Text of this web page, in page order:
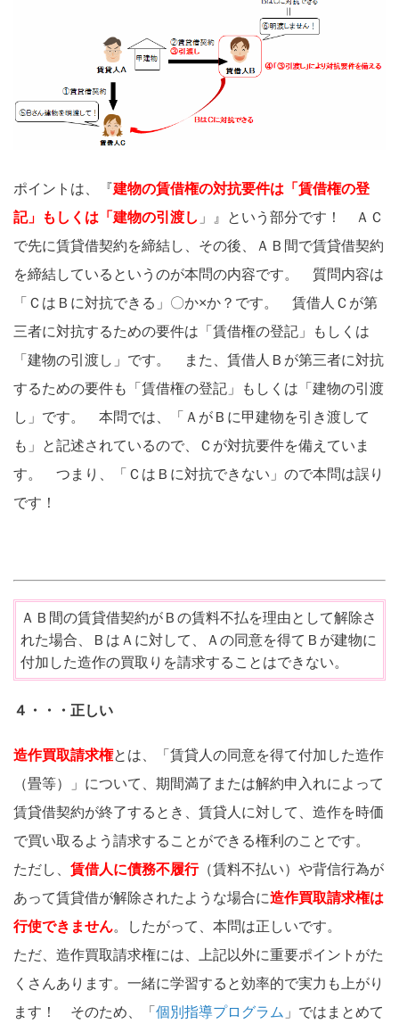
ポイントは、『建物の賃借権の対抗要件は「賃借権の登
記」もしくは「建物の引渡し 」』という部分です！ ＡＣ
で先に賃貸借契約を締結し、その後、ＡＢ間で賃貸借契約
を締結しているというのが本問の内容です。 質問内容は
「ＣはＢに対抗できる」〇か×か？です。 賃借人Ｃが第
三者に対抗するための要件は「賃借権の登記」もしくは
「建物の引渡し」です。 また、賃借人Ｂが第三者に対抗
するための要件も「賃借権の登記」もしくは「建物の引渡
し」です。 本問では、「ＡがＢに甲建物を引き渡して
も」と記述されているので、Ｃが対抗要件を備えていま
す。 つまり、「ＣはＢに対抗できない」ので本問は誤り
です！
ＡＢ間の賃貸借契約がＢの賃料不払を理由として解除さ
れた場合、ＢはＡに対して、Ａの同意を得てＢが建物に
付加した造作の買取りを請求することはできない。
４・・・正しい
造作買取請求権とは、「賃貸人の同意を得て付加した造作
（畳等）」について、期間満了または解約申入れによって
賃貸借契約が終了するとき、賃貸人に対して、造作を時価
で買い取るよう請求することができる権利のことです。
ただし、 賃借人に債務不履行（賃料不払い）や背信行為が
あって賃貸借が解除されたような場合に造作買取請求権は
行使できません。したがって、本問は正しいです。
ただ、造作買取請求権には、上記以外に重要ポイントがた
くさんあります。一緒に学習すると効率的で実力も上がり
ます！ そのため、「 個別指導プログラム 」ではまとめて